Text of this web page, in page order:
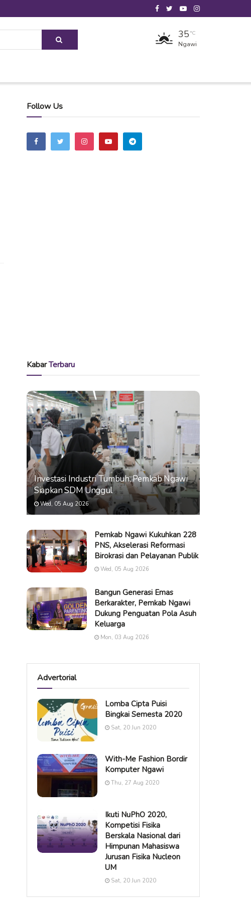
35 °C
Ngawi
Follow Us
KabarTerbaru
Investasi Industri Tumbuh, Pemkab Ngawi
Siapkan SDM Unggul
Wed, 05 Aug 2026
Pemkab Ngawi Kukuhkan 228
PNS, Akselerasi Reformasi
Birokrasi dan Pelayanan Publik
Wed, 05 Aug 2026
Bangun Generasi Emas
Berkarakter, Pemkab Ngawi
Dukung Penguatan Pola Asuh
Keluarga
Mon, 03 Aug 2026
Advertorial
Lomba Cipta Puisi
Bingkai Semesta 2020
Sat, 20 Jun 2020
With-Me Fashion Bordir
Komputer Ngawi
Thu, 27 Aug 2020
Ikuti NuPhO 2020,
Kompetisi Fisika
Berskala Nasional dari
Himpunan Mahasiswa
Jurusan Fisika Nucleon
UM
Sat, 20 Jun 2020